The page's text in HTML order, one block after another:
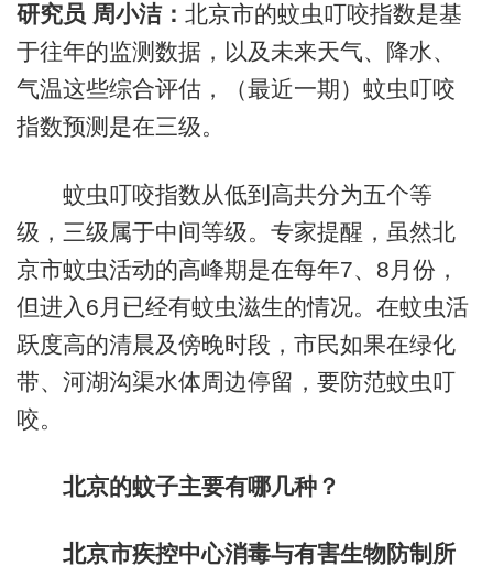
研究员 周小洁： 北京市的蚊虫叮咬指数是基
于往年的监测数据，以及未来天气、降水、
气温这些综合评估，（最近一期）蚊虫叮咬
指数预测是在三级。
蚊虫叮咬指数从低到高共分为五个等
级，三级属于中间等级。专家提醒，虽然北
京市蚊虫活动的高峰期是在每年7、8月份，
但进入6月已经有蚊虫滋生的情况。在蚊虫活
跃度高的清晨及傍晚时段，市民如果在绿化
带、河湖沟渠水体周边停留，要防范蚊虫叮
咬。
北京的蚊子主要有哪几种？
北京市疾控中心消毒与有害生物防制所